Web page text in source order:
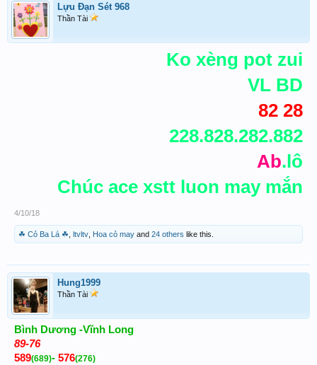
Lựu Đạn Sét 968
Thần Tài
Ko xèng pot zui
VL BD
82 28
228.828.282.882
Ab.lô
Chúc ace xstt luon may mắn
4/10/18
☘ Cỏ Ba Lá ☘ ltvltv Hoa cỏ may and 24 others like this.
Hung1999
Thần Tài
Bình Dương -Vĩnh Long
89-76
589(689)- 576(276)